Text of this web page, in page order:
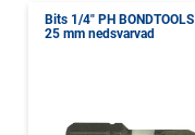
Bits 1/4" PH BONDTOOLS
25 mm nedsvarvad